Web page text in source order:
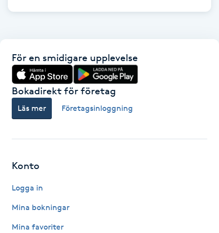
Kärlbehandling
Laserbehandling
LPG
För en smidigare upplevelse
Bokadirekt för företag
Läs mer Företagsinloggning
Konto
Logga in
Mina bokningar
Mina favoriter